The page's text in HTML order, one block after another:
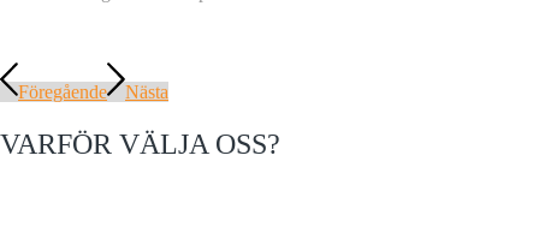
Föregående Nästa
VARFÖR VÄLJA OSS?